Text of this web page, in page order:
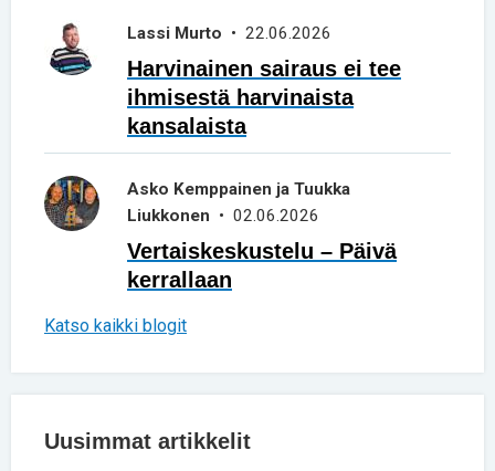
Lassi Murto • 22.06.2026
Harvinainen sairaus ei tee
ihmisestä harvinaista
kansalaista
Asko Kemppainen ja Tuukka
Liukkonen • 02.06.2026
Vertaiskeskustelu – Päivä
kerrallaan
Katso kaikki blogit
Uusimmat artikkelit